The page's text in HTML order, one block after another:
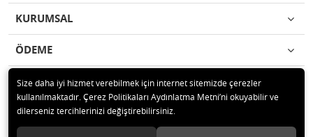
KURUMSAL
ÖDEME
İLETİŞİM
© 2020 Çağrı Medikal Tekerlekli Sandalye Mağazası Tüm hakları saklıdır.
Size daha iyi hizmet verebilmek için internet sitemizde çerezler
kullanılmaktadır. Çerez Politikaları Aydınlatma Metni’ni okuyabilir ve
dilerseniz tercihlerinizi değiştirebilirsiniz.